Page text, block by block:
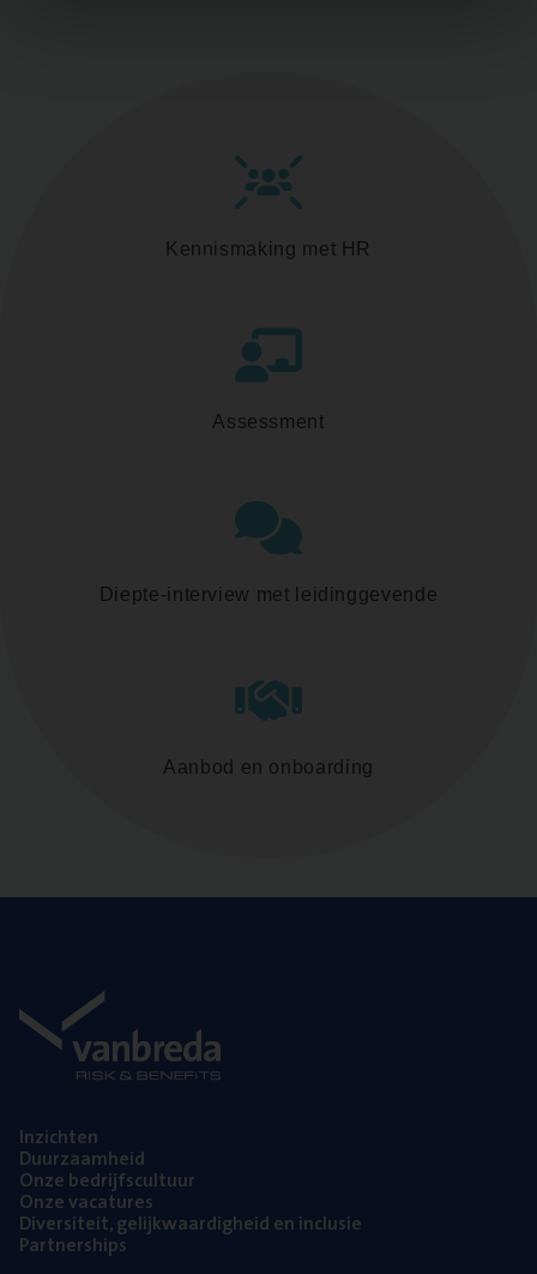
Kennismaking met HR
Assessment
Diepte-interview met leidinggevende
Aanbod en onboarding
Inzich­ten
Duur­zaam­heid
Onze bedrijfs­cul­tuur
Onze vaca­tu­res
Diver­si­teit, gelijk­waar­dig­heid en inclusie
Part­ner­ships